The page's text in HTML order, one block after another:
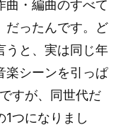
曲・編曲のすべて
だったんです。ど
うと、実は同じ年
楽シーンを引っぱ
すが、同世代だ
1つになりまし